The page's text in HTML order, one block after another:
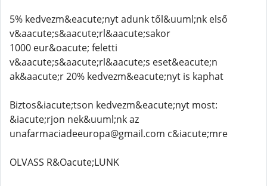
5% kedvezm&eacute;nyt adunk től&uuml;nk első
v&aacute;s&aacute;rl&aacute;sakor
1000 eur&oacute; feletti
v&aacute;s&aacute;rl&aacute;s eset&eacute;n
ak&aacute;r 20% kedvezm&eacute;nyt is kaphat
Biztos&iacute;tson kedvezm&eacute;nyt most:
&iacute;rjon nek&uuml;nk az
unafarmaciadeeuropa@gmail.com c&iacute;mre
OLVASS R&Oacute;LUNK